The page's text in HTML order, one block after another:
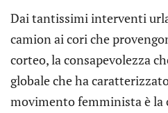
Dai tantissimi interventi
camion ai cori che
corteo, la consapevolezza
globale che ha
movimento femminista è la